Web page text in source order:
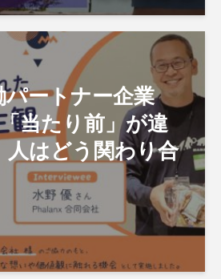
ートナー企業
当たり前」が違
人はどう関わり合